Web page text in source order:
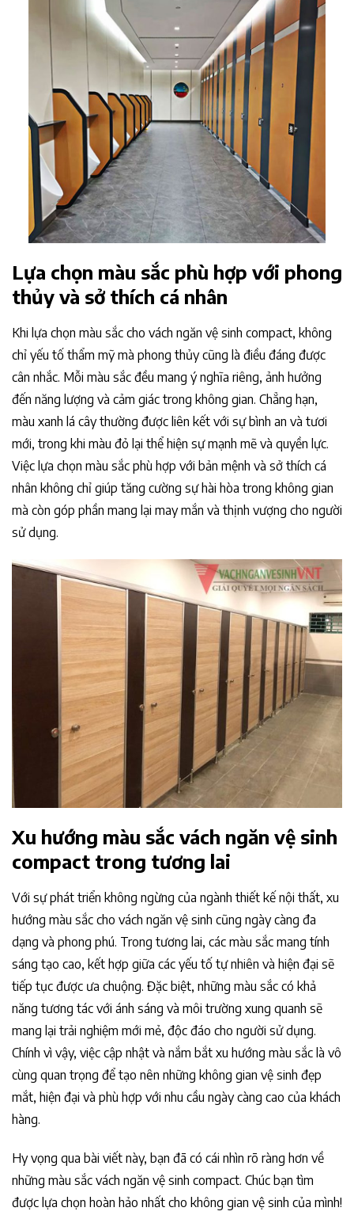
Lựa chọn màu sắc phù hợp với phong
thủy và sở thích cá nhân
Khi lựa chọn màu sắc cho vách ngăn vệ sinh compact, không
chỉ yếu tố thẩm mỹ mà phong thủy cũng là điều đáng được
cân nhắc. Mỗi màu sắc đều mang ý nghĩa riêng, ảnh hưởng
đến năng lượng và cảm giác trong không gian. Chẳng hạn,
màu xanh lá cây thường được liên kết với sự bình an và tươi
mới, trong khi màu đỏ lại thể hiện sự mạnh mẽ và quyền lực.
Việc lựa chọn màu sắc phù hợp với bản mệnh và sở thích cá
nhân không chỉ giúp tăng cường sự hài hòa trong không gian
mà còn góp phần mang lại may mắn và thịnh vượng cho người
sử dụng.
Xu hướng màu sắc vách ngăn vệ sinh
compact trong tương lai
Với sự phát triển không ngừng của ngành thiết kế nội thất, xu
hướng màu sắc cho vách ngăn vệ sinh cũng ngày càng đa
dạng và phong phú. Trong tương lai, các màu sắc mang tính
sáng tạo cao, kết hợp giữa các yếu tố tự nhiên và hiện đại sẽ
tiếp tục được ưa chuộng. Đặc biệt, những màu sắc có khả
năng tương tác với ánh sáng và môi trường xung quanh sẽ
mang lại trải nghiệm mới mẻ, độc đáo cho người sử dụng.
Chính vì vậy, việc cập nhật và nắm bắt xu hướng màu sắc là vô
cùng quan trọng để tạo nên những không gian vệ sinh đẹp
mắt, hiện đại và phù hợp với nhu cầu ngày càng cao của khách
hàng.
Hy vọng qua bài viết này, bạn đã có cái nhìn rõ ràng hơn về
những màu sắc vách ngăn vệ sinh compact. Chúc bạn tìm
được lựa chọn hoàn hảo nhất cho không gian vệ sinh của mình!